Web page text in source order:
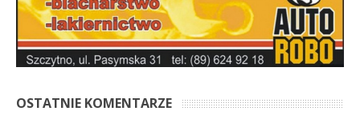
OSTATNIE KOMENTARZE